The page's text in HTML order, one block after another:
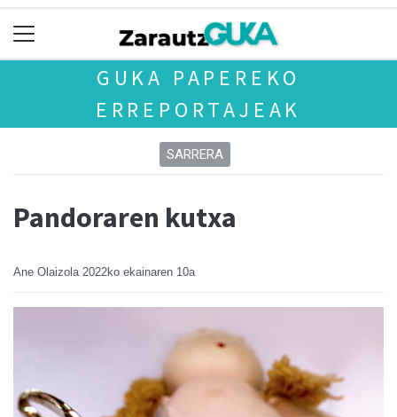
GUKA PAPEREKO
ERREPORTAJEAK
SARRERA
Pandoraren kutxa
Ane Olaizola 2022ko ekainaren 10a